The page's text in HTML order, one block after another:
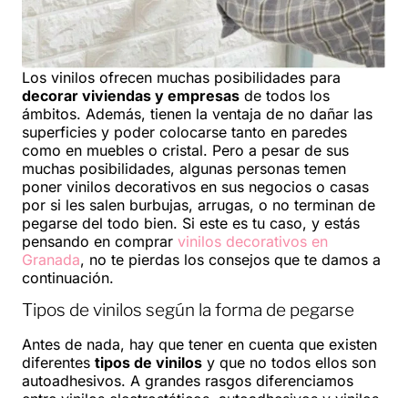
Los vinilos ofrecen muchas posibilidades para
decorar viviendas y empresas de todos los
ámbitos. Además, tienen la ventaja de no dañar las
superficies y poder colocarse tanto en paredes
como en muebles o cristal. Pero a pesar de sus
muchas posibilidades, algunas personas temen
poner vinilos decorativos en sus negocios o casas
por si les salen burbujas, arrugas, o no terminan de
pegarse del todo bien. Si este es tu caso, y estás
pensando en comprar vinilos decorativos en
Granada, no te pierdas los consejos que te damos a
continuación.
Tipos de vinilos según la forma de pegarse
Antes de nada, hay que tener en cuenta que existen
diferentes tipos de vinilos y que no todos ellos son
autoadhesivos. A grandes rasgos diferenciamos